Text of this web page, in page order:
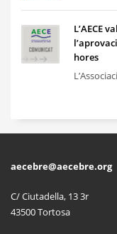
L’AECE
hores
aecebre@aecebre.org
C/ Ciutadella, 13 3r
43500 Tortosa